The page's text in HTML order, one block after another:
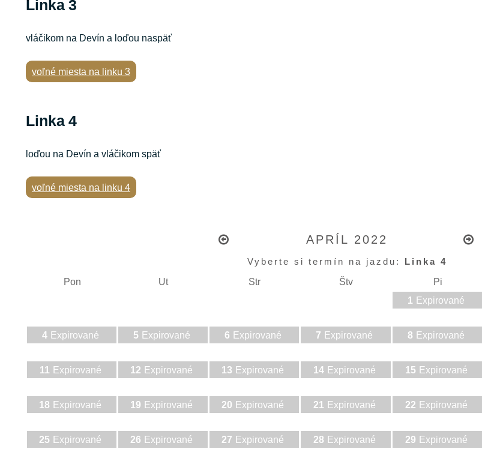
Linka 3
vláčikom na Devín a loďou naspäť
voľné miesta na linku 3
Linka 4
loďou na Devín a vláčikom späť
voľné miesta na linku 4
APRÍL 2022
Vyberte si termín na jazdu: Linka 4
Pon Ut Str Štv Pi
1
Expirované
4 Expirované 5 Expirované 6 Expirované 7 Expirované 8 Expirované
11 Expirované 12 Expirované 13 Expirované 14 Expirované 15 Expirované
18 Expirované 19 Expirované 20 Expirované 21 Expirované 22 Expirované
25 Expirované 26 Expirované 27 Expirované 28 Expirované 29 Expirované